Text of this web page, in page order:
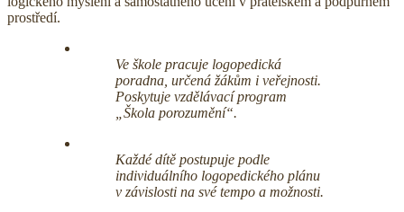
prostředí.
Ve škole pracuje logopedická
poradna, určená žákům i veřejnosti.
Poskytuje vzdělávací program
„Škola porozumění“.
Každé dítě postupuje podle
individuálního logopedického plánu
v závislosti na své tempo a možnosti.